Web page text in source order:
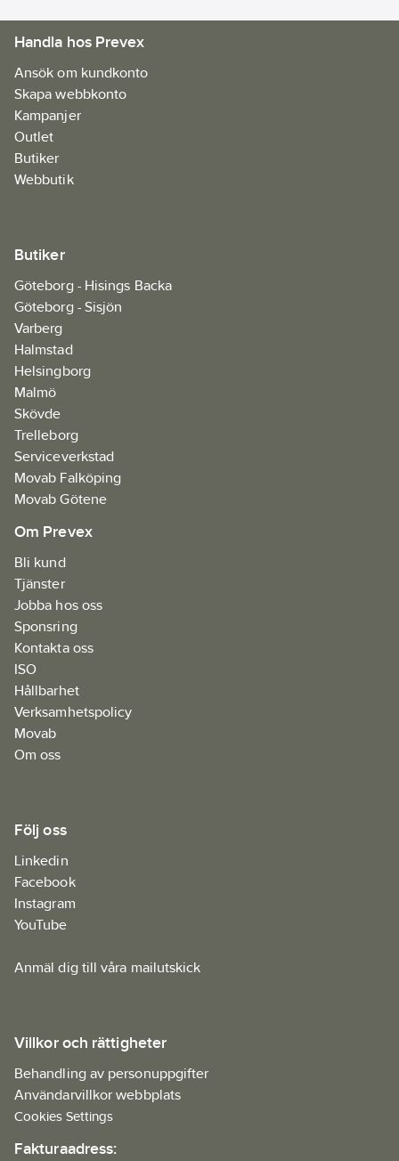
Handla hos Prevex
Ansök om kundkonto
Skapa webbkonto
Kampanjer
Outlet
Butiker
Webbutik
Butiker
Göteborg - Hisings Backa
Göteborg - Sisjön
Varberg
Halmstad
Helsingborg
Malmö
Skövde
Trelleborg
Serviceverkstad
Movab Falköping
Movab Götene
Om Prevex
Bli kund
Tjänster
Jobba hos oss
Sponsring
Kontakta oss
ISO
Hållbarhet
Verksamhetspolicy
Movab
Om oss
Följ oss
Linkedin
Facebook
Instagram
YouTube
Anmäl dig till våra mailutskick
Villkor och rättigheter
Behandling av personuppgifter
Användarvillkor webbplats
Cookies Settings
Fakturaadress: